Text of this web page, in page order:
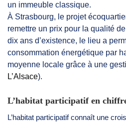
un immeuble classique.
À Strasbourg, le projet
remettre un prix pour la qualité
dix ans d’existence, le lieu a
consommation énergétique par
moyenne locale grâce à une
L’Alsace).
L’habitat participatif en
L’habitat participatif connaît une